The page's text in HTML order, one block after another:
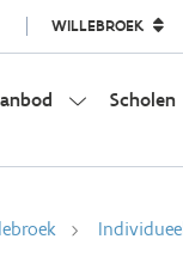
WILLEBROEK
Scholen